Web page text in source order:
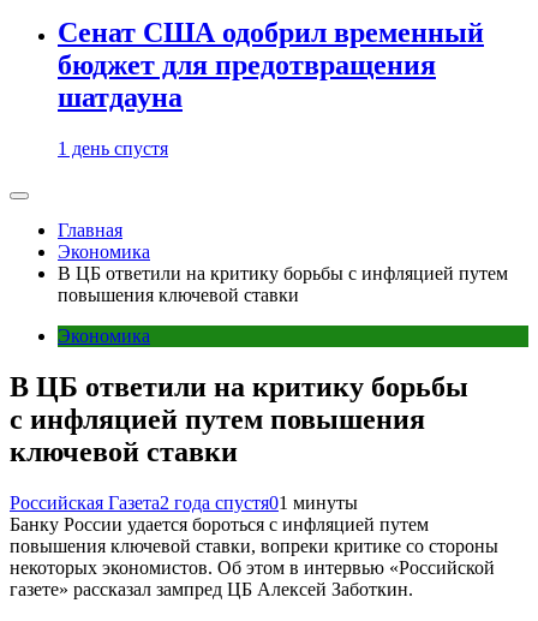
Сенат США одобрил временный
бюджет для предотвращения
шатдауна
1 день спустя
Главная
Экономика
В ЦБ ответили на критику борьбы с инфляцией путем
повышения ключевой ставки
Экономика
В ЦБ ответили на критику борьбы
с инфляцией путем повышения
ключевой ставки
Российская Газета2 года спустя01 минуты
Банку России удается бороться с инфляцией путем
повышения ключевой ставки, вопреки критике со стороны
некоторых экономистов. Об этом в интервью «Российской
газете» рассказал зампред ЦБ Алексей Заботкин.